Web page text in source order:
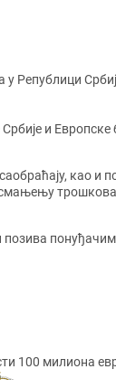
Републици
и
као
смањењу
позива
100 милиона